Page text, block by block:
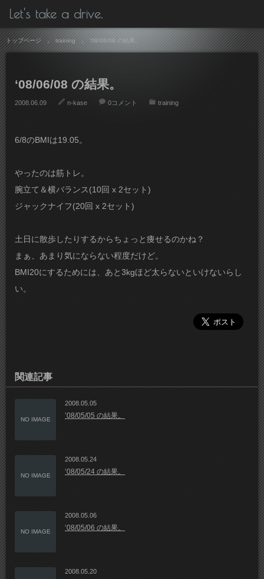
Let's take a drive.
トップページ training ‘08/06/08 の結果。
‘08/06/08 の結果。
2008.06.09 n-kase 0コメント training
6/8のBMIは19.05。
やったのは筋トレ。
腕立て＆横バランス(10回 x 2セット)
ジャックナイフ(20回 x 2セット)
土日に散歩したりするからちょっと痩せるのかね？
まぁ、あまり気にならない程度だけど。
BMI20にするためには、あと3kgほど太らないといけないらし
い。
関連記事
NO IMAGE
2008.05.05
’08/05/05 の結果。
NO IMAGE
2008.05.24
‘08/05/24 の結果。
NO IMAGE
2008.05.06
‘08/05/06 の結果。
2008.05.20